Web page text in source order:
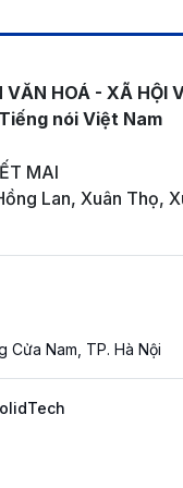
VĂN HOÁ - XÃ HỘI
nói Việt Nam
MAI
Lan, Xuân Thọ,
Cửa Nam, TP. Hà Nội